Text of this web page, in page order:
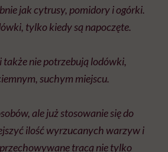
jak cytrusy, pomidory i ogórki.
tylko kiedy są napoczęte. ⠀
także nie potrzebują lodówki,
suchym miejscu. ⠀
ale już stosowanie się do
ilość wyrzucanych warzyw i
tracą nie tylko